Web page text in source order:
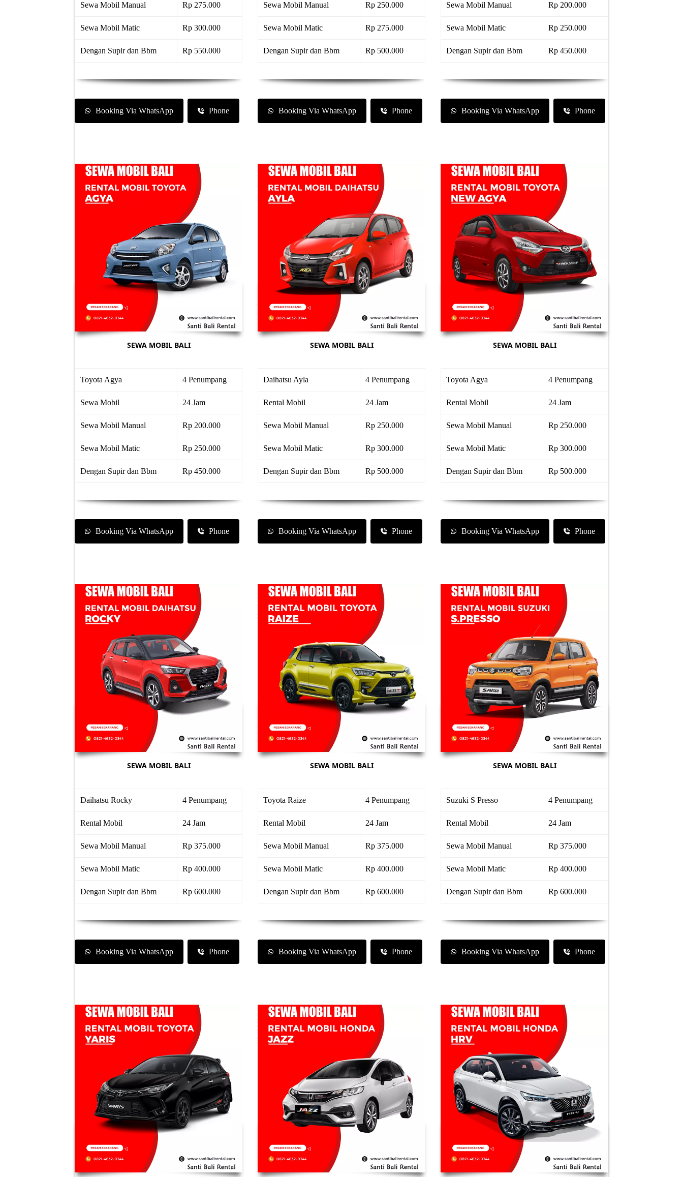
Sewa Mobil Manual Rp 275.000
Sewa Mobil Matic Rp 300.000
Dengan Supir dan Bbm Rp 550.000
Booking Via WhatsApp Phone
Sewa Mobil Manual Rp 250.000
Sewa Mobil Matic Rp 275.000
Dengan Supir dan Bbm Rp 500.000
Booking Via WhatsApp Phone
Sewa Mobil Manual Rp 200.000
Sewa Mobil Matic Rp 250.000
Dengan Supir dan Bbm Rp 450.000
Booking Via WhatsApp Phone
SEWA MOBIL BALI
Toyota Agya 4 Penumpang
Sewa Mobil 24 Jam
Sewa Mobil Manual Rp 200.000
Sewa Mobil Matic Rp 250.000
Dengan Supir dan Bbm Rp 450.000
Booking Via WhatsApp Phone
SEWA MOBIL BALI
Daihatsu Ayla 4 Penumpang
Rental Mobil 24 Jam
Sewa Mobil Manual Rp 250.000
Sewa Mobil Matic Rp 300.000
Dengan Supir dan Bbm Rp 500.000
Booking Via WhatsApp Phone
SEWA MOBIL BALI
Toyota Agya 4 Penumpang
Rental Mobil 24 Jam
Sewa Mobil Manual Rp 250.000
Sewa Mobil Matic Rp 300.000
Dengan Supir dan Bbm Rp 500.000
Booking Via WhatsApp Phone
SEWA MOBIL BALI
Daihatsu Rocky 4 Penumpang
Rental Mobil 24 Jam
Sewa Mobil Manual Rp 375.000
Sewa Mobil Matic Rp 400.000
Dengan Supir dan Bbm Rp 600.000
Booking Via WhatsApp Phone
SEWA MOBIL BALI
Toyota Raize 4 Penumpang
Rental Mobil 24 Jam
Sewa Mobil Manual Rp 375.000
Sewa Mobil Matic Rp 400.000
Dengan Supir dan Bbm Rp 600.000
Booking Via WhatsApp Phone
SEWA MOBIL BALI
Suzuki S Presso 4 Penumpang
Rental Mobil 24 Jam
Sewa Mobil Manual Rp 375.000
Sewa Mobil Matic Rp 400.000
Dengan Supir dan Bbm Rp 600.000
Booking Via WhatsApp Phone